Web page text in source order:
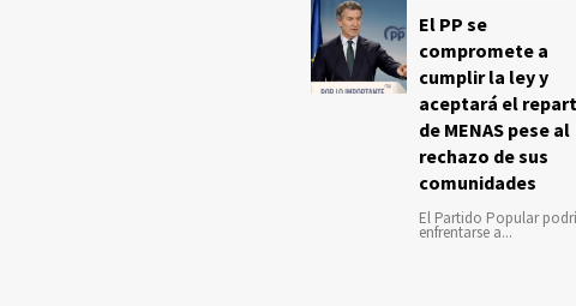
El PP se
compromete a
cumplir la ley y
aceptará el
de MENAS pese al
rechazo de sus
comunidades
El Partido Popular
enfrentarse a...